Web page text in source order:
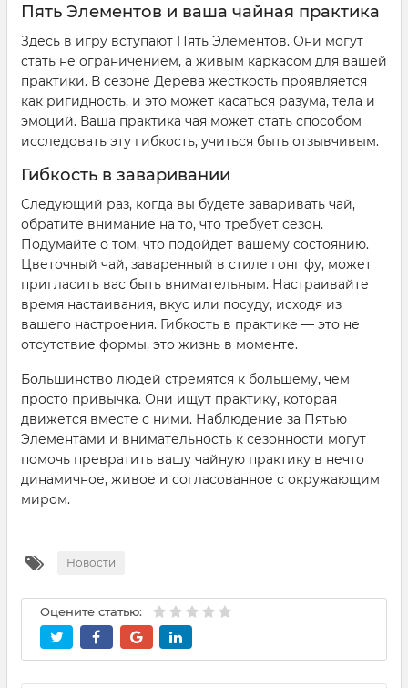
Пять Элементов и ваша чайная практика
Здесь в игру вступают Пять Элементов. Они могут
стать не ограничением, а живым каркасом для вашей
практики. В сезоне Дерева жесткость проявляется
как ригидность, и это может касаться разума, тела и
эмоций. Ваша практика чая может стать способом
исследовать эту гибкость, учиться быть отзывчивым.
Гибкость в заваривании
Следующий раз, когда вы будете заваривать чай,
обратите внимание на то, что требует сезон.
Подумайте о том, что подойдет вашему состоянию.
Цветочный чай, заваренный в стиле гонг фу, может
пригласить вас быть внимательным. Настраивайте
время настаивания, вкус или посуду, исходя из
вашего настроения. Гибкость в практике — это не
отсутствие формы, это жизнь в моменте.
Большинство людей стремятся к большему, чем
просто привычка. Они ищут практику, которая
движется вместе с ними. Наблюдение за Пятью
Элементами и внимательность к сезонности могут
помочь превратить вашу чайную практику в нечто
динамичное, живое и согласованное с окружающим
миром.
Новости
Оцените статью: